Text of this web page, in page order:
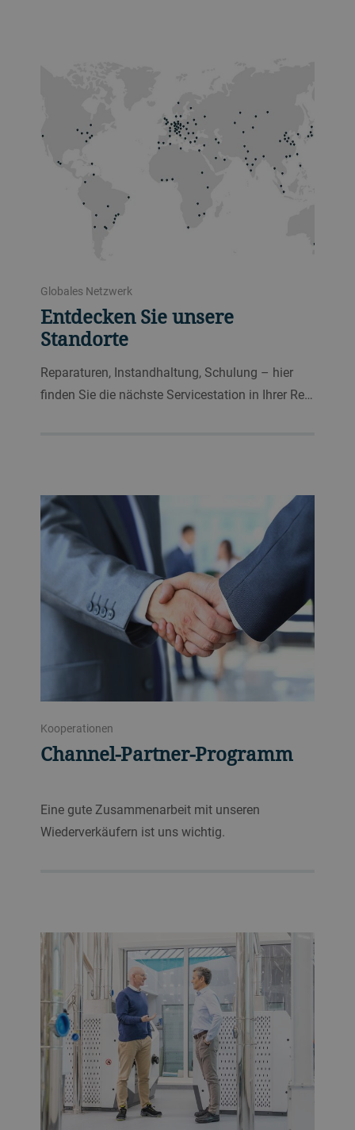
Globales Netzwerk
Entdecken Sie unsere
Standorte
Reparaturen, Instandhaltung, Schulung – hier
finden Sie die nächste Servicestation in Ihrer Re…
Kooperationen
Channel-Partner-Programm
Eine gute Zusammenarbeit mit unseren
Wiederverkäufern ist uns wichtig.